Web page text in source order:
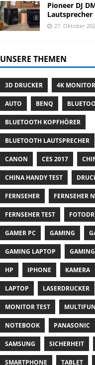
Pioneer DJ
Lautsprecher
27. Oktober
UNSERE THEMEN
3D DRUCKER 4K MONITOR
AUTO BENQ
BLUETOOTH KOPFHÖRER
BLUETOOTH LAUTSPRECHER
CANON CES 2017
CHINA HANDY TEST
FERNSEHER FERNSEHER
FERNSEHER TEST
GAMER PC GAMING
GAMING LAPTOP
HP IPHONE KAMERA
LAPTOP LASERDRUCKER
MONITOR TEST
NOTEBOOK PANASONIC
SAMSUNG SICHERHEIT
SMARTPHONE TABLET